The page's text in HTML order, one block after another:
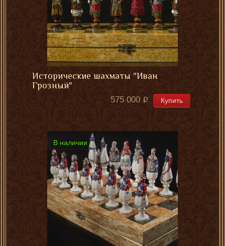
Исторические шахматы "Иван
Грозный"
575 000 Купить
В наличии